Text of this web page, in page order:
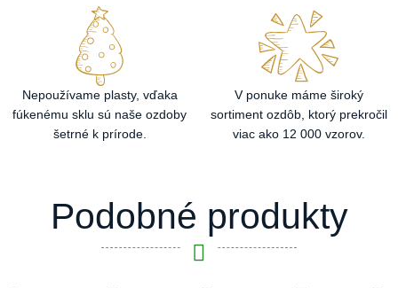
Nepoužívame plasty, vďaka
fúkenému sklu sú naše ozdoby
šetrné k prírode.
V ponuke máme široký
sortiment ozdôb, ktorý prekročil
viac ako 12 000 vzorov.
Podobné produkty